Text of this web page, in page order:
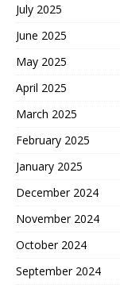
July 2025
June 2025
May 2025
April 2025
March 2025
February 2025
January 2025
December 2024
November 2024
October 2024
September 2024